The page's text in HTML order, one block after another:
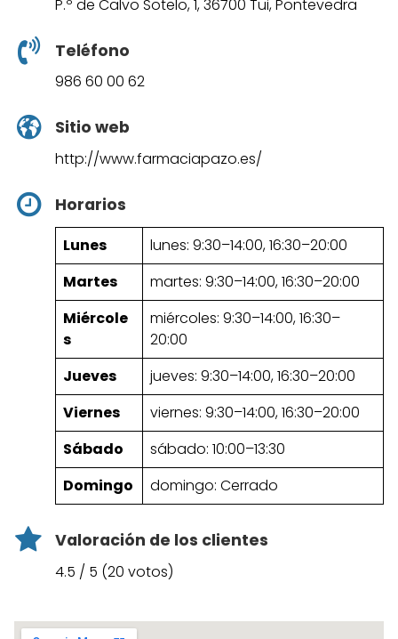
P.º de Calvo Sotelo, 1, 36700 Tui, Pontevedra
Teléfono
986 60 00 62
Sitio web
http://www.farmaciapazo.es/
Horarios
Lunes
lunes: 9:30–14:00, 16:30–20:00
Martes
martes: 9:30–14:00, 16:30–20:00
Miércole
s
miércoles: 9:30–14:00, 16:30–
20:00
Jueves
jueves: 9:30–14:00, 16:30–20:00
Viernes
viernes: 9:30–14:00, 16:30–20:00
Sábado
sábado: 10:00–13:30
Domingo
domingo: Cerrado
Valoración de los clientes
4.5 / 5 (20 votos)